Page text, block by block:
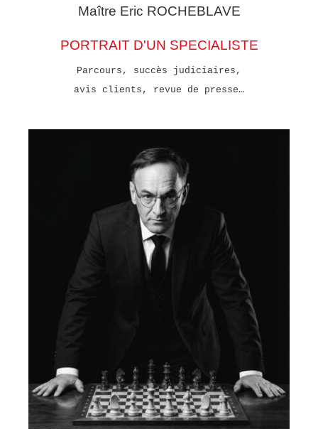
Maître Eric ROCHEBLAVE
PORTRAIT D'UN SPECIALISTE
Parcours, succès judiciaires,
avis clients, revue de presse…